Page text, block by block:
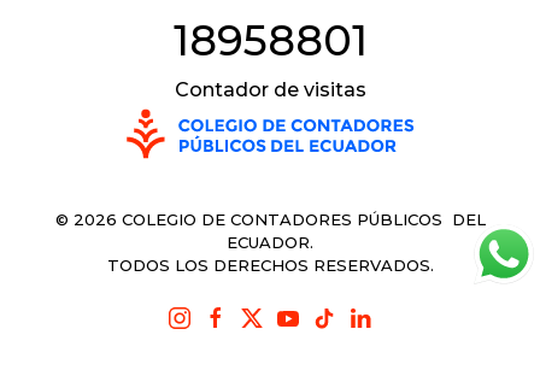
18958801
Contador de visitas
© 2026 COLEGIO DE CONTADORES PÚBLICOS DEL
ECUADOR.
TODOS LOS DERECHOS RESERVADOS.